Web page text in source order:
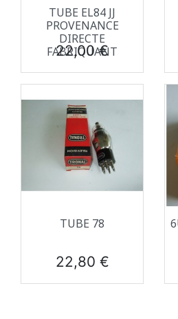
TUBE EL84 JJ
PROVENANCE
DIRECTE
FABRIQUANT
Prix
22,00 €
TUBE 78
Prix
22,80 €